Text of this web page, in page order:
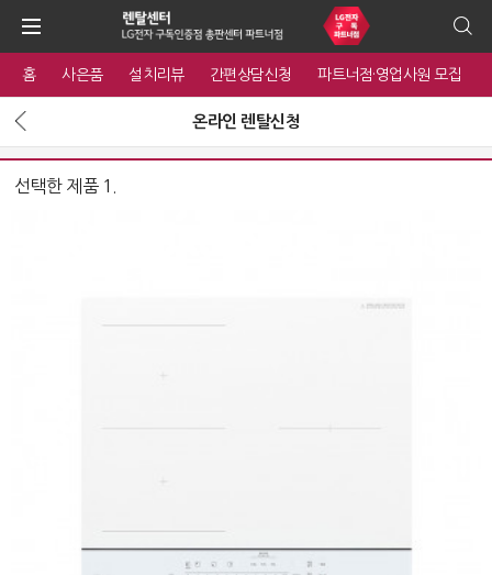
홈 사은품 설치리뷰 간편상담신청 파트너점·영업사원 모집
온라인 렌탈신청
선택한 제품 1.